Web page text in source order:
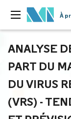
À
ANALYSE
PART DU
DU VIRUS
(VRS) -